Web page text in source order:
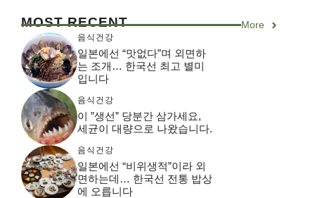
MOST RECENT More
음식건강
일본에선 “맛없다”며 외면하
는 조개… 한국선 최고 별미
입니다
음식건강
이 ”생선” 당분간 삼가세요,
세균이 대량으로 나왔습니다.
음식건강
일본에선 “비위생적”이라 외
면하는데… 한국선 전통 밥상
에 오릅니다